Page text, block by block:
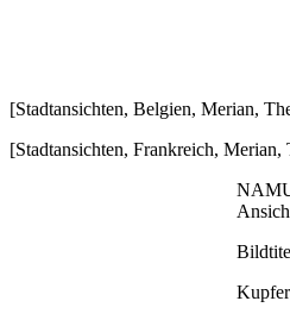
[Stadtansichten, Belgien, Merian,
[Stadtansichten, Frankreich, Merian,